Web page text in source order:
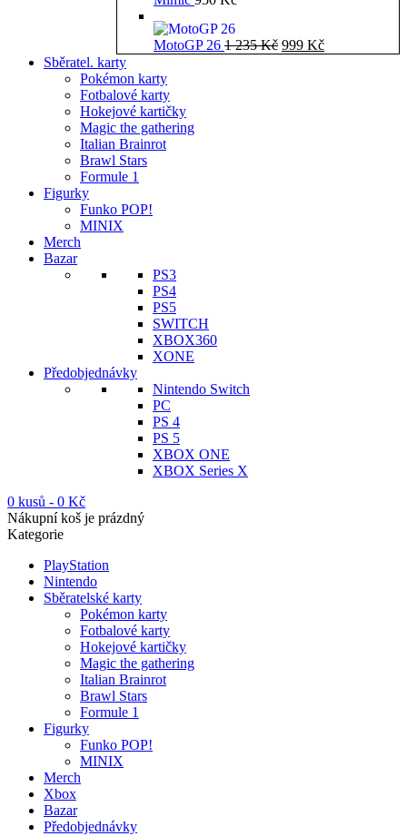
MotoGP 26 1 235Kč Původní
999 KčAktuální
Sběratel. karty
Pokémon karty
Fotbalové karty
Hokejové kartičky
Magic the gathering
Italian Brainrot
Brawl Stars
Formule 1
Figurky
Funko POP!
MINIX
Merch
Bazar
PS3
PS4
PS5
SWITCH
XBOX360
XONE
Předobjednávky
Nintendo Switch
PC
PS 4
PS 5
XBOX ONE
XBOX Series X
0 kusů - 0 Kč
Nákupní koš je prázdný
Kategorie
PlayStation
Nintendo
Sběratelské karty
Pokémon karty
Fotbalové karty
Hokejové kartičky
Magic the gathering
Italian Brainrot
Brawl Stars
Formule 1
Figurky
Funko POP!
MINIX
Merch
Xbox
Bazar
Předobjednávky